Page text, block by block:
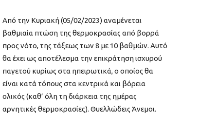
Από την Κυριακή (05/02/2023) αναμένεται
βαθμιαία πτώση της θερμοκρασίας από βορρά
προς νότο, της τάξεως των 8 με 10 βαθμών. Αυτό
θα έχει ως αποτέλεσμα την επικράτηση ισχυρού
παγετού κυρίως στα ηπειρωτικά, ο οποίος θα
είναι κατά τόπους στα κεντρικά και βόρεια
ολικός (καθ’ όλη τη διάρκεια της ημέρας
αρνητικές θερμοκρασίες). Θυελλώδεις Άνεμοι.